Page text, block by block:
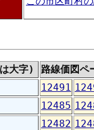
大字)
路線価図ペ
12491
12485
12482